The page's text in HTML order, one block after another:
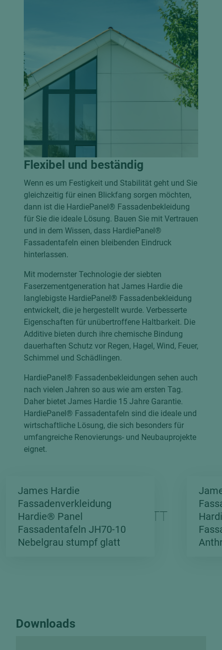
Flexibel und beständig
Wenn es um Festigkeit und Stabilität geht und Sie
gleichzeitig für einen Blickfang sorgen möchten,
dann ist die HardiePanel® Fassadenbekleidung
für Sie die ideale Lösung. Bauen Sie mit Vertrauen
und in dem Wissen, dass HardiePanel®
Fassadentafeln einen bleibenden Eindruck
hinterlassen.
Mit modernster Technologie der siebten
Faserzementgeneration hat James Hardie die
langlebigste HardiePanel® Fassadenbekleidung
entwickelt, die je hergestellt wurde. Verbesserte
Eigenschaften für unübertroffene Haltbarkeit. Die
Additive bieten durch ihre chemische Bindung
dauerhaften Schutz vor Regen, Hagel, Wind, Feuer,
Schimmel und Schädlingen.
HardiePanel® Fassadenbekleidungen sehen auch
nach vielen Jahren so aus wie am ersten Tag.
Daher bietet James Hardie 15 Jahre Garantie.
HardiePanel® Fassadentafeln sind die ideale und
wirtschaftliche Lösung, die sich besonders für
umfangreiche Renovierungs- und Neubauprojekte
eignet.
HARDIEPANEL® –
FARBÜBERSICHT GLATT
James Hardie
Fassadenverkleidung
Hardie® Panel
Fassadentafeln JH70-10
Nebelgrau stumpf glatt
Downloads